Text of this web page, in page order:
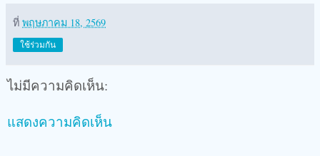
ที่ พฤษภาคม 18, 2569
ใช้ร่วมกัน
ไม่มีความคิดเห็น:
แสดงความคิดเห็น